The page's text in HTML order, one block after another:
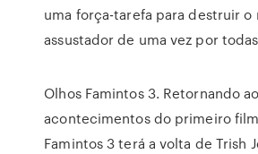
uma força-tarefa para destruir o
assustador de uma vez por
Olhos Famintos 3. Retornando
acontecimentos do primeiro
Famintos 3 terá a volta de Trish